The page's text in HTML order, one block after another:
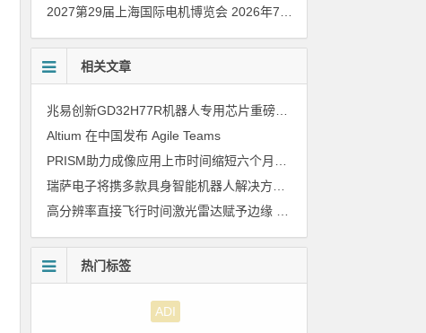
2027第29届上海国际电机博览会 2026年7月30日
相关文章
兆易创新GD32H77R机器人专用芯片重磅亮相，精准赋能伺服驱动与关节控制
Altium 在中国发布 Agile Teams
热门标签